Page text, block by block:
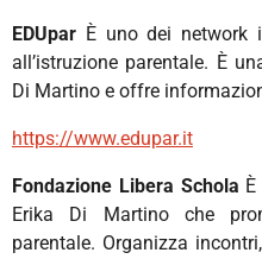
EDUpar È uno dei network
all’istruzione parentale. È
Di Martino e offre
https://www.edupar.it
Fondazione Libera Schola
Erika Di Martino che
parentale. Organizza